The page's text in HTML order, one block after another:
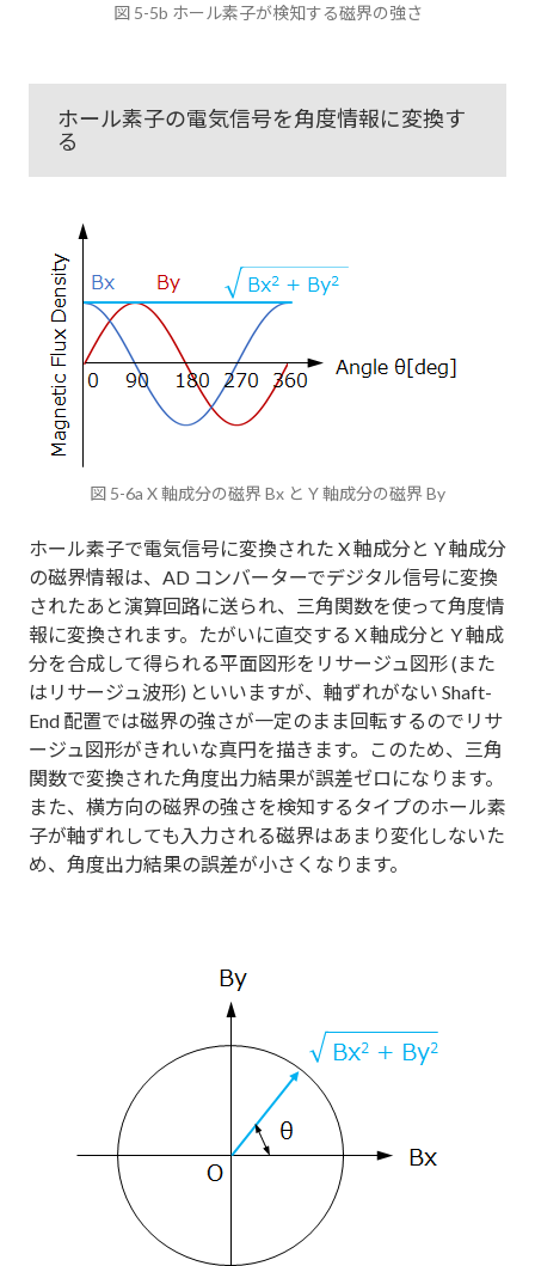
図 5-5b ホール素子が検知する磁界の強さ
ホール素子の電気信号を角度情報に変換す
る
図 5-6a X 軸成分の磁界 Bx と Y 軸成分の磁界 By
ホール素子で電気信号に変換された X 軸成分と Y 軸成分
の磁界情報は、AD コンバーターでデジタル信号に変換
されたあと演算回路に送られ、三角関数を使って角度情
報に変換されます。たがいに直交する X 軸成分と Y 軸成
分を合成して得られる平面図形をリサージュ図形 (また
はリサージュ波形) といいますが、軸ずれがない Shaft-
End 配置では磁界の強さが一定のまま回転するのでリサ
ージュ図形がきれいな真円を描きます。このため、三角
関数で変換された角度出力結果が誤差ゼロになります。
また、横方向の磁界の強さを検知するタイプのホール素
子が軸ずれしても入力される磁界はあまり変化しないた
め、角度出力結果の誤差が小さくなります。